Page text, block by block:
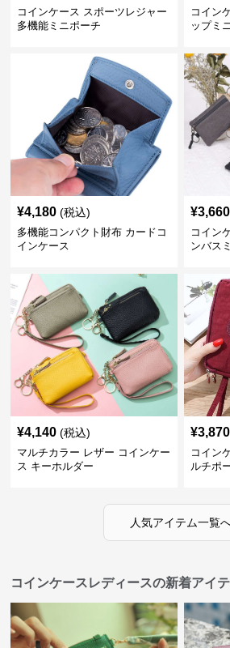
コインケース スポーツレジャー
多機能ミニポーチ
コイン
ップミ
¥4,180 (税込)
多機能コンパクト財布 カードコ
インケース
¥3,660
コイン
ンバス
¥4,140 (税込)
マルチカラー レザー コインケー
ス キーホルダー
¥3,870
コイン
ルチポ
人気アイテム一覧
コインケースレディースの新着アイ